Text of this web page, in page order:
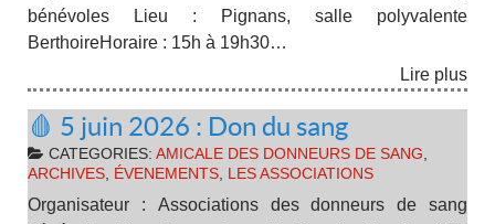
bénévoles Lieu : Pignans, salle polyvalente
BerthoireHoraire : 15h à 19h30…
Lire plus
🩸 5 juin 2026 : Don du sang
CATEGORIES: AMICALE DES DONNEURS DE SANG
ARCHIVES
ÉVENEMENTS LES ASSOCIATIONS
Organisateur : Associations des donneurs de sang